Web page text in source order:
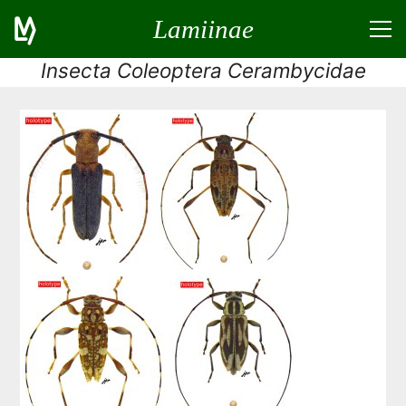
Lamiinae
Insecta Coleoptera Cerambycidae